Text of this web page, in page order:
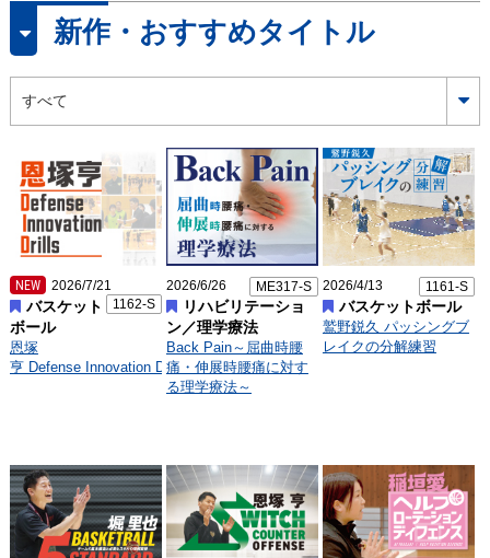
新作・おすすめタイトル
NEW
2026/7/21
1162-S
バスケット
ボール
恩塚
亨 Defense Innovation Drills
2026/6/26 ME317-S
リハビリテーショ
ン／理学療法
Back Pain～屈曲時腰
痛・伸展時腰痛に対す
る理学療法～
2026/4/13 1161-S
バスケットボール
鷲野鋭久 パッシングブ
レイクの分解練習